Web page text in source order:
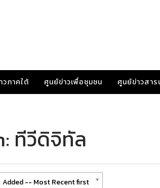
วภาคใต้ ศูนย์ข่าวเพื่อชุมชน ศูนย์ข่าวสา
ทีวีดิจิทัล
Added -- Most Recent first